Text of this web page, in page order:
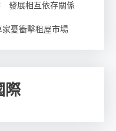
發展相互依存關係
憂衝擊租屋市場
際